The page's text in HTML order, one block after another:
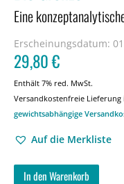
Eine
Erscheinungsdatum:
29,80€
Enthält 7% red. MwSt.
Versandkostenfreie
gewichtsabhängige
Auf die Merkliste
In den Warenkorb